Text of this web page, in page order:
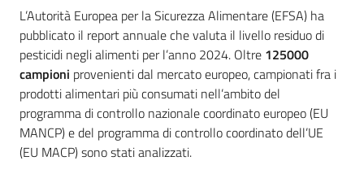
Introduzione
L’Autorità Europea per la Sicurezza Alimentare (EFSA) ha
pubblicato il report annuale che valuta il livello residuo di
pesticidi negli alimenti per l’anno 2024. Oltre 125000
campioni provenienti dal mercato europeo, campionati fra i
prodotti alimentari più consumati nell’ambito del
programma di controllo nazionale coordinato europeo (EU
MANCP) e del programma di controllo coordinato dell’UE
(EU MACP) sono stati analizzati.